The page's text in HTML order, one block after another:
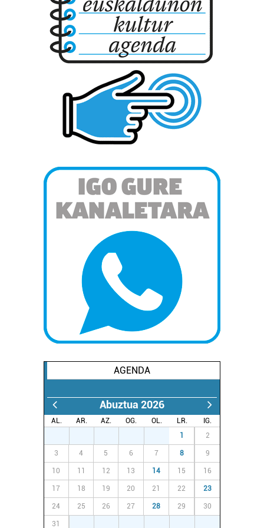
AGENDA
Abuztua 2026
AL. AR. AZ. OG. OL. LR.
IG.
1 2
3 4 5 6 7 8 9
10 11 12 13 14 15 16
17 18 19 20 21 22 23
24 25 26 27 28 29 30
31